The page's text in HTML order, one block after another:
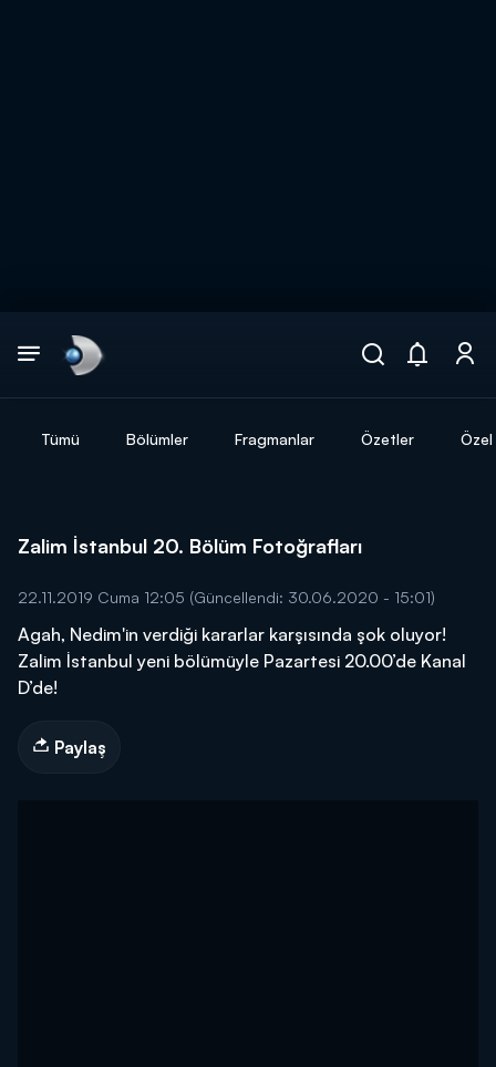
Tümü Bölümler Fragmanlar Özetler
Zalim İstanbul 20. Bölüm Fotoğrafları
22.11.2019 Cuma 12:05 (Güncellendi: 30.06.2020 - 15:01)
Agah, Nedim'in verdiği kararlar karşısında şok oluyor!
Zalim İstanbul yeni bölümüyle Pazartesi 20.00’de Kanal
D’de!
Paylaş